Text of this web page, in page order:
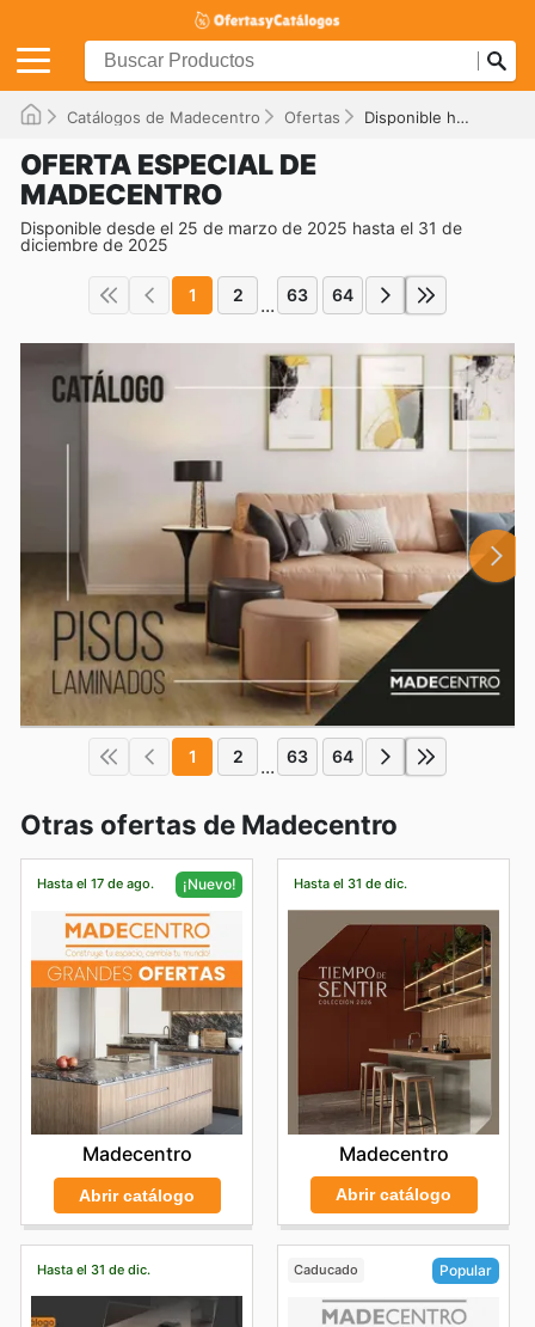
Catálogos de Madecentro Ofertas Disponible hasta el 31/12/2025
OFERTA ESPECIAL DE
MADECENTRO
Disponible desde el 25 de marzo de 2025 hasta el 31 de
diciembre de 2025
1 2 ... 63 64
1 2 ... 63 64
Otras ofertas de Madecentro
Hasta el 17 de ago. ¡Nuevo!
Madecentro
Abrir catálogo
Hasta el 31 de dic.
Madecentro
Abrir catálogo
Hasta el 31 de dic. Caducado Popular